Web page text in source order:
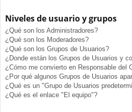
Niveles de usuario y grupos
¿Qué son los Administradores?
¿Qué son los Moderadores?
¿Qué son los Grupos de Usuarios?
¿Donde están los Grupos de Usuarios y
¿Cómo me convierto en Responsable del
¿Por qué algunos Grupos de Usuarios
¿Qué es un "Grupo de Usuarios
¿Qué es el enlace "El equipo"?